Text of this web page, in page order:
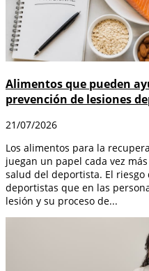
Alimentos que pueden
prevención de lesiones
21/07/2026
Los alimentos para la
juegan un papel cada vez
salud del deportista. El
deportistas que en las
lesión y su proceso de...